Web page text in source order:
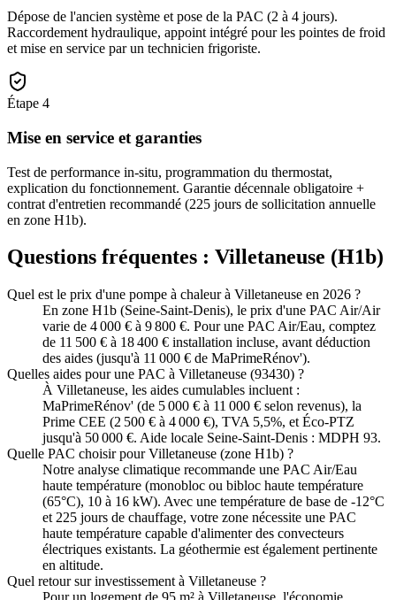
Dépose de l'ancien système et pose de la PAC (2 à 4 jours).
Raccordement hydraulique, appoint intégré pour les pointes de froid
et mise en service par un technicien frigoriste.
Étape 4
Mise en service et garanties
Test de performance in-situ, programmation du thermostat,
explication du fonctionnement. Garantie décennale obligatoire +
contrat d'entretien recommandé (225 jours de sollicitation annuelle
en zone H1b).
Questions fréquentes : Villetaneuse (H1b)
Quel est le prix d'une pompe à chaleur à Villetaneuse en 2026 ?
En zone H1b (Seine-Saint-Denis), le prix d'une PAC Air/Air
varie de 4 000 € à 9 800 €. Pour une PAC Air/Eau, comptez
de 11 500 € à 18 400 € installation incluse, avant déduction
des aides (jusqu'à 11 000 € de MaPrimeRénov').
Quelles aides pour une PAC à Villetaneuse (93430) ?
À Villetaneuse, les aides cumulables incluent :
MaPrimeRénov' (de 5 000 € à 11 000 € selon revenus), la
Prime CEE (2 500 € à 4 000 €), TVA 5,5%, et Éco-PTZ
jusqu'à 50 000 €. Aide locale Seine-Saint-Denis : MDPH 93.
Quelle PAC choisir pour Villetaneuse (zone H1b) ?
Notre analyse climatique recommande une PAC Air/Eau
haute température (monobloc ou bibloc haute température
(65°C), 10 à 16 kW). Avec une température de base de -12°C
et 225 jours de chauffage, votre zone nécessite une PAC
haute température capable d'alimenter des convecteurs
électriques existants. La géothermie est également pertinente
en altitude.
Quel retour sur investissement à Villetaneuse ?